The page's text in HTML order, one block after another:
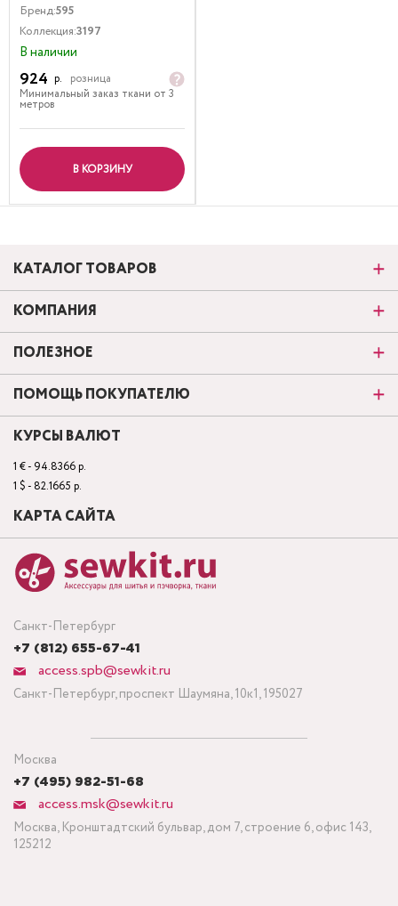
Бренд:595
Коллекция:3197
В наличии
924 р.
розница
Минимальный заказ ткани от 3
метров
В КОРЗИНУ
Санкт-Петербург
+7 (812) 655-67-41
access.spb@sewkit.ru
Санкт-Петербург, проспект Шаумяна, 10к1, 195027
Москва
+7 (495) 982-51-68
access.msk@sewkit.ru
Москва, Кронштадтский бульвар, дом 7, строение 6, офис 143,
125212
КАТАЛОГ ТОВАРОВ
КОМПАНИЯ
ПОЛЕЗНОЕ
ПОМОЩЬ ПОКУПАТЕЛЮ
КУРСЫ ВАЛЮТ
1 € - 94.8366 р.
1 $ - 82.1665 р.
КАРТА САЙТА